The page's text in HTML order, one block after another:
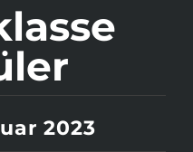
2023